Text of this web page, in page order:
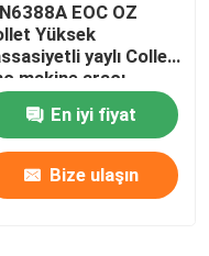
EOC OZ
Yüksek
yaylı Collet
makine aracı
En iyi fiyat
Bize ulaşın